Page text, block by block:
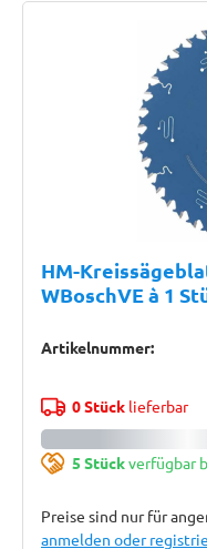
HM-
WBoschVE à 1
Artikelnummer:
0 Stücklieferbar
5 Stückverfügbar
Preise sind nur für
anmelden oder